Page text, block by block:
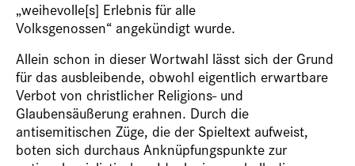
„weihevolle[s] Erlebnis für alle
Volksgenossen“ angekündigt wurde.
Allein schon in dieser Wortwahl lässt sich der Grund
für das ausbleibende, obwohl eigentlich erwartbare
Verbot von christlicher Religions- und
Glaubensäußerung erahnen. Durch die
antisemitischen Züge, die der Spieltext aufweist,
boten sich durchaus Anknüpfungspunkte zur